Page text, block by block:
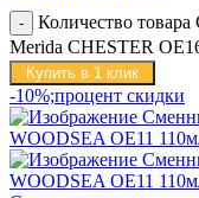
Количество
Merida CHESTER
Купить в 1 клик
-10%;процент скидки